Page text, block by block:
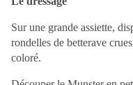
Sur une grande assiette,
rondelles de betterave
coloré.